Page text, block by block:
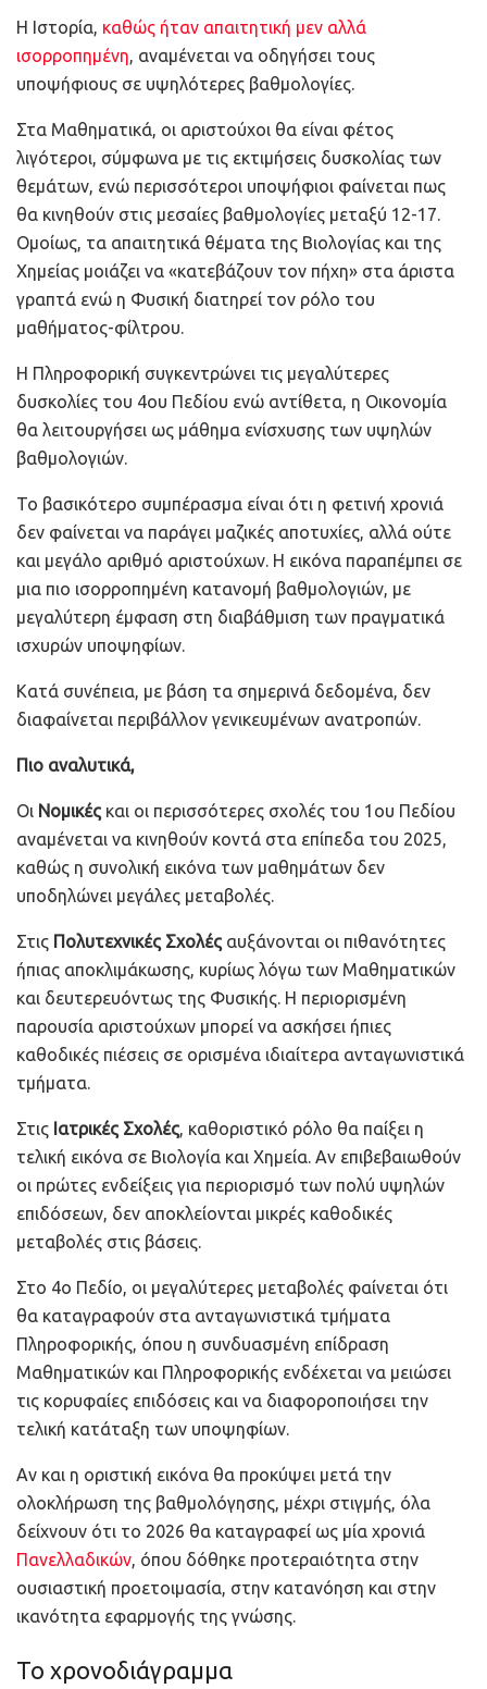
Η Ιστορία, καθώς ήταν απαιτητική μεν αλλά
ισορροπημένη, αναμένεται να οδηγήσει τους
υποψήφιους σε υψηλότερες βαθμολογίες.
Στα Μαθηματικά, οι αριστούχοι θα είναι φέτος
λιγότεροι, σύμφωνα με τις εκτιμήσεις δυσκολίας των
θεμάτων, ενώ περισσότεροι υποψήφιοι φαίνεται πως
θα κινηθούν στις μεσαίες βαθμολογίες μεταξύ 12-17.
Ομοίως, τα απαιτητικά θέματα της Βιολογίας και της
Χημείας μοιάζει να «κατεβάζουν τον πήχη» στα άριστα
γραπτά ενώ η Φυσική διατηρεί τον ρόλο του
μαθήματος-φίλτρου.
Η Πληροφορική συγκεντρώνει τις μεγαλύτερες
δυσκολίες του 4ου Πεδίου ενώ αντίθετα, η Οικονομία
θα λειτουργήσει ως μάθημα ενίσχυσης των υψηλών
βαθμολογιών.
Το βασικότερο συμπέρασμα είναι ότι η φετινή χρονιά
δεν φαίνεται να παράγει μαζικές αποτυχίες, αλλά ούτε
και μεγάλο αριθμό αριστούχων. Η εικόνα παραπέμπει σε
μια πιο ισορροπημένη κατανομή βαθμολογιών, με
μεγαλύτερη έμφαση στη διαβάθμιση των πραγματικά
ισχυρών υποψηφίων.
Κατά συνέπεια, με βάση τα σημερινά δεδομένα, δεν
διαφαίνεται περιβάλλον γενικευμένων ανατροπών.
Πιο αναλυτικά,
Οι Νομικές και οι περισσότερες σχολές του 1ου Πεδίου
αναμένεται να κινηθούν κοντά στα επίπεδα του 2025,
καθώς η συνολική εικόνα των μαθημάτων δεν
υποδηλώνει μεγάλες μεταβολές.
Στις Πολυτεχνικές Σχολές αυξάνονται οι πιθανότητες
ήπιας αποκλιμάκωσης, κυρίως λόγω των Μαθηματικών
και δευτερευόντως της Φυσικής. Η περιορισμένη
παρουσία αριστούχων μπορεί να ασκήσει ήπιες
καθοδικές πιέσεις σε ορισμένα ιδιαίτερα ανταγωνιστικά
τμήματα.
Στις Ιατρικές Σχολές, καθοριστικό ρόλο θα παίξει η
τελική εικόνα σε Βιολογία και Χημεία. Αν επιβεβαιωθούν
οι πρώτες ενδείξεις για περιορισμό των πολύ υψηλών
επιδόσεων, δεν αποκλείονται μικρές καθοδικές
μεταβολές στις βάσεις.
Στο 4ο Πεδίο, οι μεγαλύτερες μεταβολές φαίνεται ότι
θα καταγραφούν στα ανταγωνιστικά τμήματα
Πληροφορικής, όπου η συνδυασμένη επίδραση
Μαθηματικών και Πληροφορικής ενδέχεται να μειώσει
τις κορυφαίες επιδόσεις και να διαφοροποιήσει την
τελική κατάταξη των υποψηφίων.
Αν και η οριστική εικόνα θα προκύψει μετά την
ολοκλήρωση της βαθμολόγησης, μέχρι στιγμής, όλα
δείχνουν ότι το 2026 θα καταγραφεί ως μία χρονιά
Πανελλαδικών, όπου δόθηκε προτεραιότητα στην
ουσιαστική προετοιμασία, στην κατανόηση και στην
ικανότητα εφαρμογής της γνώσης.
Το χρονοδιάγραμμα